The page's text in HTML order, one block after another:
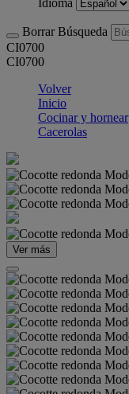
Idioma
Borrar Búsqueda
CI0700
CI0700
Volver
Inicio
Cocinar y hornear
Cacerolas
Ver más